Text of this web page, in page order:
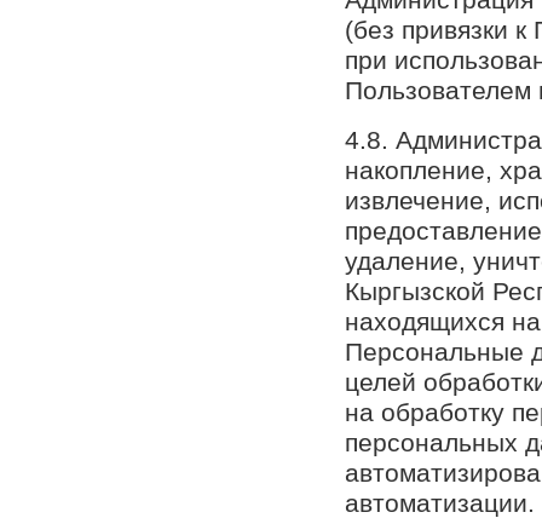
(без привязки
при
Пользователем
4.8.
накопление,
извлечение,
удаление,
Кыргызской
находящихся
Персональные
целей
на обработку
персональных
автоматизации.